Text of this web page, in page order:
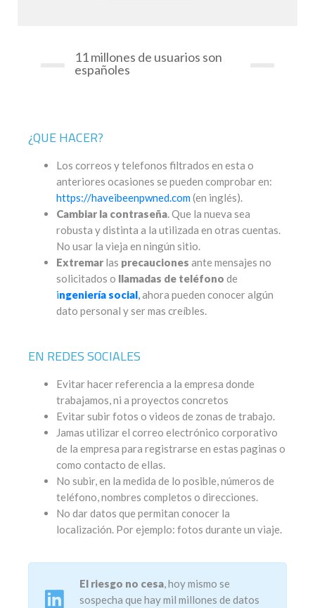
11 millones de usuarios son
españoles
¿QUE HACER?
Los correos y telefonos filtrados en esta o
anteriores ocasiones se pueden comprobar en:
https://haveibeenpwned.com(en inglés).
Cambiar la contraseña. Que la nueva sea
robusta y distinta a la utilizada en otras cuentas.
No usar la vieja en ningún sitio.
Extremar las precauciones ante mensajes no
solicitados o llamadas de teléfono de
ingeniería social,ahora pueden conocer algún
dato personal y ser mas creíbles.
EN REDES SOCIALES
Evitar hacer referencia a la empresa donde
trabajamos, ni a proyectos concretos
Evitar subir fotos o videos de zonas de trabajo.
Jamas utilizar el correo electrónico corporativo
de la empresa para registrarse en estas paginas o
como contacto de ellas.
No subir, en la medida de lo posible, números de
teléfono, nombres completos o direcciones.
No dar datos que permitan conocer la
localización. Por ejemplo: fotos durante un viaje.
El riesgo no cesa, hoy mismo se
sospecha que hay mil millones de datos